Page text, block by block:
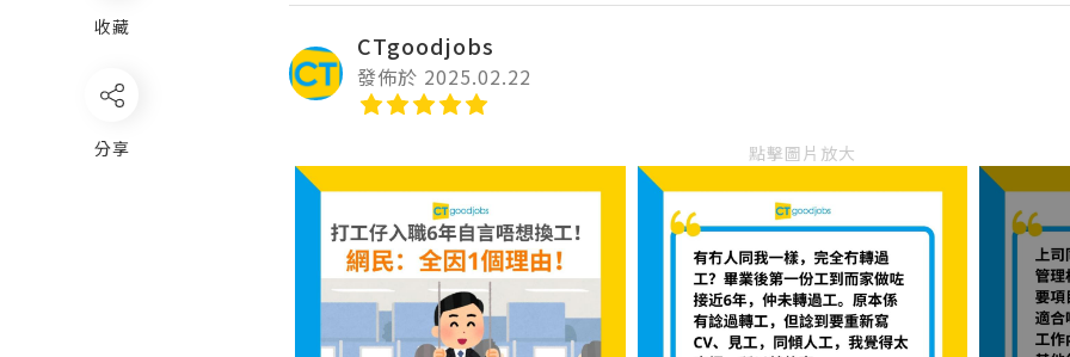
CTgoodjobs
發佈於 2025.02.22
點擊圖片放大
收藏
分享